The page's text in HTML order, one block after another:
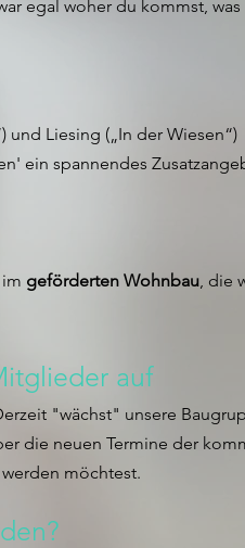
egal woher du kommst,
Liesing („In der Wiesen“)
ein spannendes
geförderten Wohnbau, die
auf
"wächst" unsere
die neuen Termine der
möchtest.